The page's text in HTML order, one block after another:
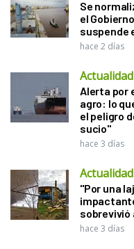
Se
el
suspende
hace 2 días
Actualidad
Alerta por
agro: lo
el peligro
sucio"
hace 3 días
Actualidad
"Por una
sobrevivió
hace 3 días